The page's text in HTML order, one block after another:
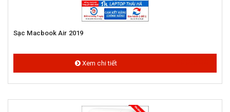
Sạc Macbook Air 2019
Xem chi tiết